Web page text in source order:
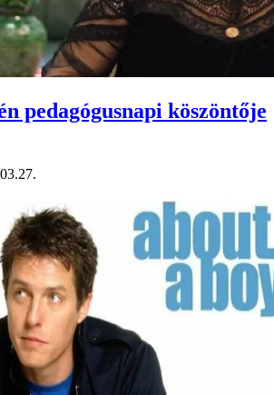
pedagógusnapi köszöntője